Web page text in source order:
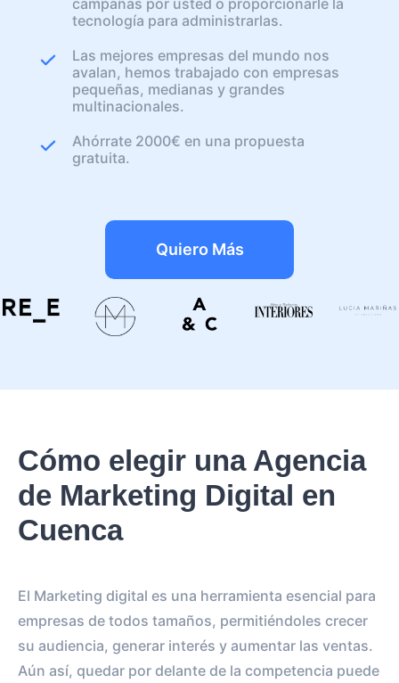
tecnología para administrarlas.
Las mejores empresas del mundo nos
avalan, hemos trabajado con empresas
pequeñas, medianas y grandes
multinacionales.
Ahórrate 2000€ en una propuesta
gratuita.
Quiero Más
Cómo elegir una Agencia
de Marketing Digital en
Cuenca
El Marketing digital es una herramienta esencial para
empresas de todos tamaños, permitiéndoles crecer
su audiencia, generar interés y aumentar las ventas.
Aún así, quedar por delante de la competencia puede